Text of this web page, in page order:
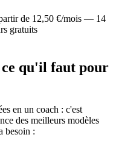
de 12,50 €/mois — 14
gratuits
ce qu'il faut pour
en un coach : c'est
des meilleurs modèles
besoin :